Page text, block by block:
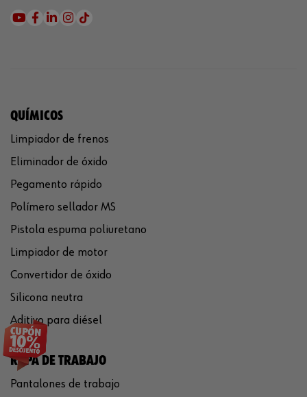
QUÍMICOS
Limpiador de frenos
Eliminador de óxido
Pegamento rápido
Polímero sellador MS
Pistola espuma poliuretano
Limpiador de motor
Convertidor de óxido
Silicona neutra
Aditivo para diésel
ROPA DE TRABAJO
Pantalones de trabajo